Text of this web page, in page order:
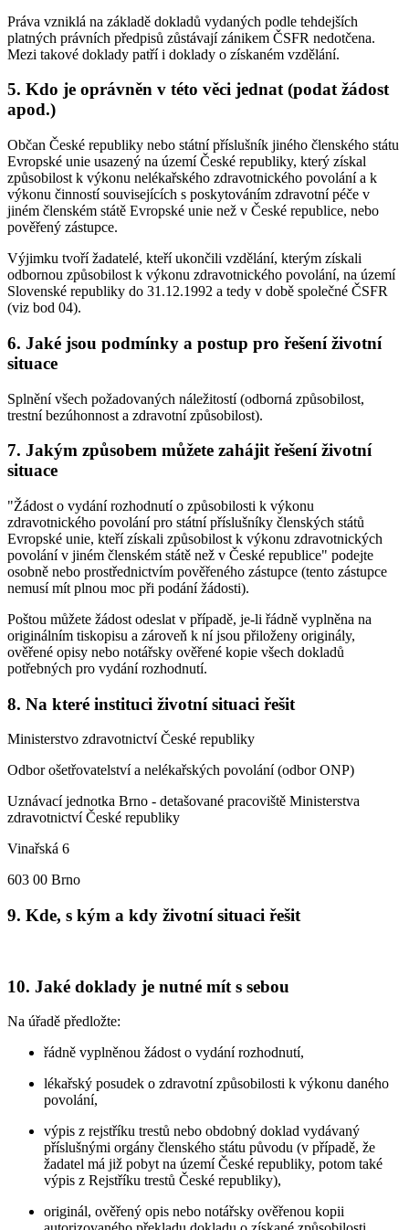
Práva vzniklá na základě dokladů vydaných podle tehdejších
platných právních předpisů zůstávají zánikem ČSFR nedotčena.
Mezi takové doklady patří i doklady o získaném vzdělání.
5. Kdo je oprávněn v této věci jednat (podat žádost
apod.)
Občan České republiky nebo státní příslušník jiného členského státu
Evropské unie usazený na území České republiky, který získal
způsobilost k výkonu nelékařského zdravotnického povolání a k
výkonu činností souvisejících s poskytováním zdravotní péče v
jiném členském státě Evropské unie než v České republice, nebo
pověřený zástupce.
Výjimku tvoří žadatelé, kteří ukončili vzdělání, kterým získali
odbornou způsobilost k výkonu zdravotnického povolání, na území
Slovenské republiky do 31.12.1992 a tedy v době společné ČSFR
(viz bod 04).
6. Jaké jsou podmínky a postup pro řešení životní
situace
Splnění všech požadovaných náležitostí (odborná způsobilost,
trestní bezúhonnost a zdravotní způsobilost).
7. Jakým způsobem můžete zahájit řešení životní
situace
"Žádost o vydání rozhodnutí o způsobilosti k výkonu
zdravotnického povolání pro státní příslušníky členských států
Evropské unie, kteří získali způsobilost k výkonu zdravotnických
povolání v jiném členském státě než v České republice" podejte
osobně nebo prostřednictvím pověřeného zástupce (tento zástupce
nemusí mít plnou moc při podání žádosti).
Poštou můžete žádost odeslat v případě, je-li řádně vyplněna na
originálním tiskopisu a zároveň k ní jsou přiloženy originály,
ověřené opisy nebo notářsky ověřené kopie všech dokladů
potřebných pro vydání rozhodnutí.
8. Na které instituci životní situaci řešit
Ministerstvo zdravotnictví České republiky
Odbor ošetřovatelství a nelékařských povolání (odbor ONP)
Uznávací jednotka Brno - detašované pracoviště Ministerstva
zdravotnictví České republiky
Vinařská 6
603 00 Brno
9. Kde, s kým a kdy životní situaci řešit
10. Jaké doklady je nutné mít s sebou
Na úřadě předložte:
řádně vyplněnou žádost o vydání rozhodnutí,
lékařský posudek o zdravotní způsobilosti k výkonu daného
povolání,
výpis z rejstříku trestů nebo obdobný doklad vydávaný
příslušnými orgány členského státu původu (v případě, že
žadatel má již pobyt na území České republiky, potom také
výpis z Rejstříku trestů České republiky),
originál, ověřený opis nebo notářsky ověřenou kopii